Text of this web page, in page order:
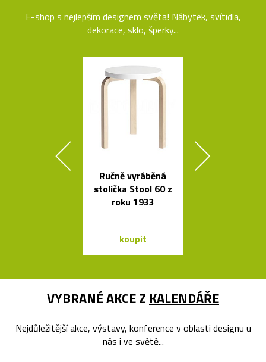
E-shop s nejlepším designem světa! Nábytek, svítidla,
dekorace, sklo, šperky...
Ručně vyráběná
stolička Stool 60 z
roku 1933
koupit
VYBRANÉ AKCE Z KALENDÁŘE
Nejdůležitější akce, výstavy, konference v oblasti designu u
nás i ve světě...